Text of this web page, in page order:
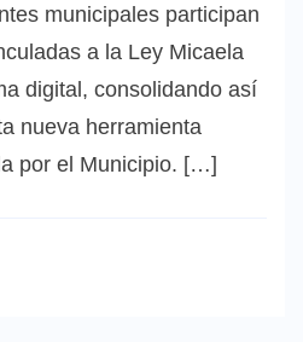
municipales participan
a la Ley Micaela
digital, consolidando así
nueva herramienta
por el Municipio. […]